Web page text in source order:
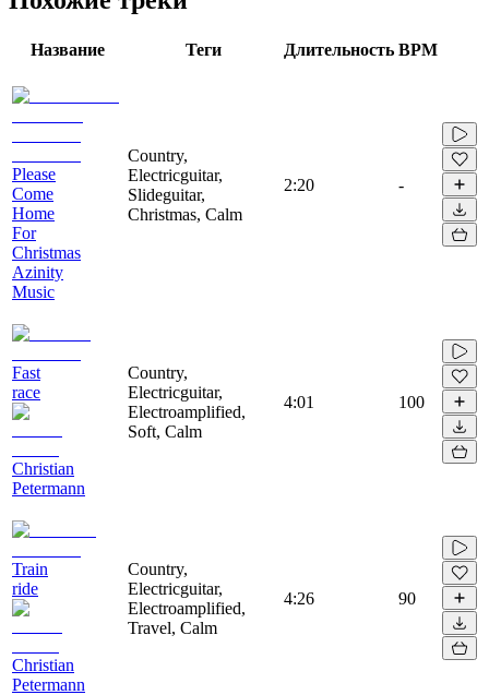
Название Теги Длительность BPM
Please
Come
Home
For
Christmas
Azinity
Music
Country,
Electricguitar,
Slideguitar,
Christmas, Calm
2:20 -
Fast
race
Christian
Petermann
Country,
Electricguitar,
Electroamplified,
Soft, Calm
4:01 100
Train
ride
Christian
Petermann
Country,
Electricguitar,
Electroamplified,
Travel, Calm
4:26 90